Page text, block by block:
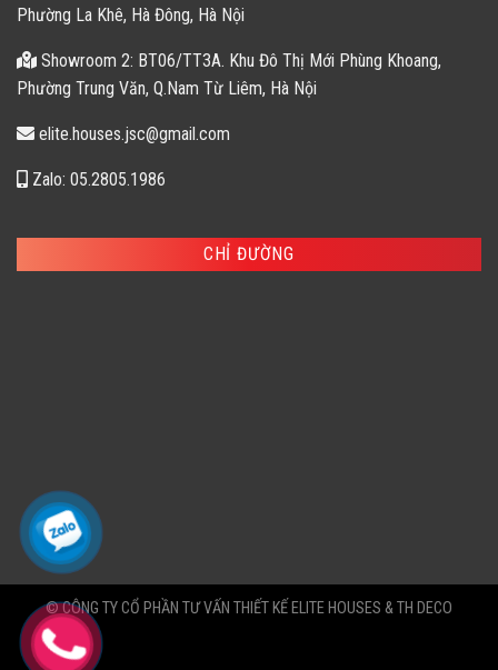
Phường La Khê, Hà Đông, Hà Nội
Showroom 2: BT06/TT3A. Khu Đô Thị Mới Phùng Khoang,
Phường Trung Văn, Q.Nam Từ Liêm, Hà Nội
elite.houses.jsc@gmail.com
Zalo: 05.2805.1986
CHỈ ĐƯỜNG
© CÔNG TY CỔ PHẦN TƯ VẤN THIẾT KẾ ELITE HOUSES & TH DECO